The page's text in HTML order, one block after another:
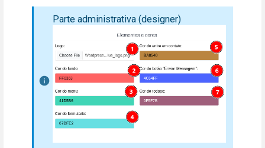
Parte administrativa (designer)